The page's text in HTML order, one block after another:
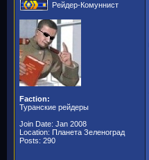
Рейдер-Комуннист
Faction:
Туранские рейдеры
Join Date: Jan 2008
Location: Планета Зеленоград
Posts: 290